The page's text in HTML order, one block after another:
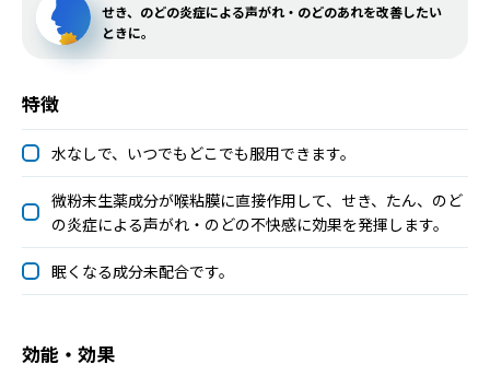
せき、のどの炎症による声がれ・のどのあれを改善したい
ときに。
特徴
水なしで、いつでもどこでも服用できます。
微粉末生薬成分が喉粘膜に直接作用して、せき、たん、のど
の炎症による声がれ・のどの不快感に効果を発揮します。
眠くなる成分未配合です。
効能・効果